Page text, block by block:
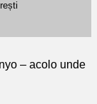
– acolo unde